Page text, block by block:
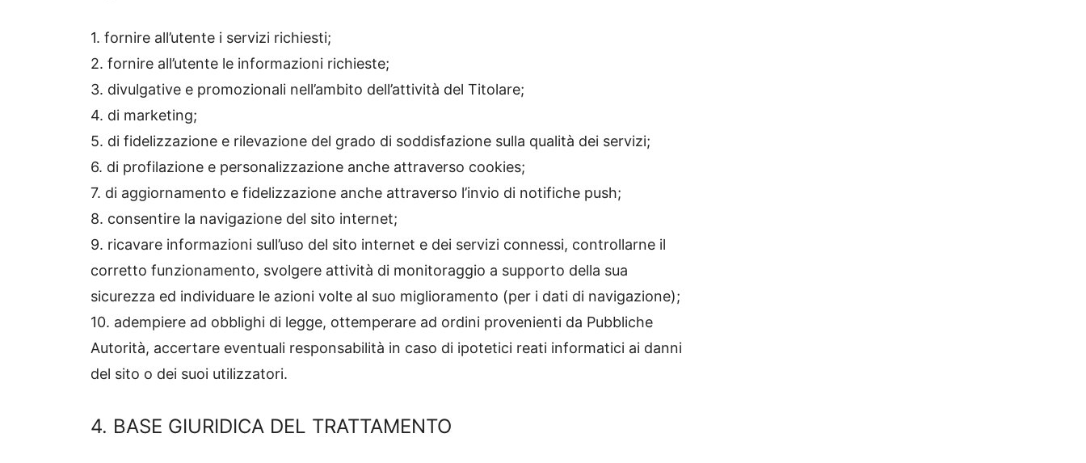
1. fornire all’utente i servizi richiesti;
2. fornire all’utente le informazioni richieste;
3. divulgative e promozionali nell’ambito dell’attività del Titolare;
4. di marketing;
5. di fidelizzazione e rilevazione del grado di soddisfazione sulla qualità dei servizi;
6. di profilazione e personalizzazione anche attraverso cookies;
7. di aggiornamento e fidelizzazione anche attraverso l’invio di notifiche push;
8. consentire la navigazione del sito internet;
9. ricavare informazioni sull’uso del sito internet e dei servizi connessi, controllarne il
corretto funzionamento, svolgere attività di monitoraggio a supporto della sua
sicurezza ed individuare le azioni volte al suo miglioramento (per i dati di navigazione);
10. adempiere ad obblighi di legge, ottemperare ad ordini provenienti da Pubbliche
Autorità, accertare eventuali responsabilità in caso di ipotetici reati informatici ai danni
del sito o dei suoi utilizzatori.
4. BASE GIURIDICA DEL TRATTAMENTO